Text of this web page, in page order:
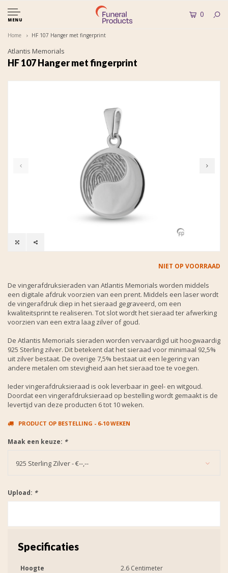
MENU
0
Home HF 107 Hanger met fingerprint
Atlantis Memorials
HF 107 Hanger met fingerprint
NIET OP VOORRAAD
De vingerafdruksieraden van Atlantis Memorials worden middels
een digitale afdruk voorzien van een prent. Middels een laser wordt
de vingerafdruk diep in het sieraad gegraveerd, om een
kwaliteitsprint te realiseren. Tot slot wordt het sieraad ter afwerking
voorzien van een extra laag zilver of goud.
De Atlantis Memorials sieraden worden vervaardigd uit hoogwaardig
925 Sterling zilver. Dit betekent dat het sieraad voor minimaal 92,5%
uit zilver bestaat. De overige 7,5% bestaat uit een legering van
andere metalen om stevigheid aan het sieraad toe te voegen.
Ieder vingerafdruksieraad is ook leverbaar in geel- en witgoud.
Doordat een vingerafdruksieraad op bestelling wordt gemaakt is de
levertijd van deze producten 6 tot 10 weken.
PRODUCT OP BESTELLING - 6-10 WEKEN
Maak een keuze: *
925 Sterling Zilver - €--,--
Upload: *
Specificaties
Hoogte
2.6 Centimeter